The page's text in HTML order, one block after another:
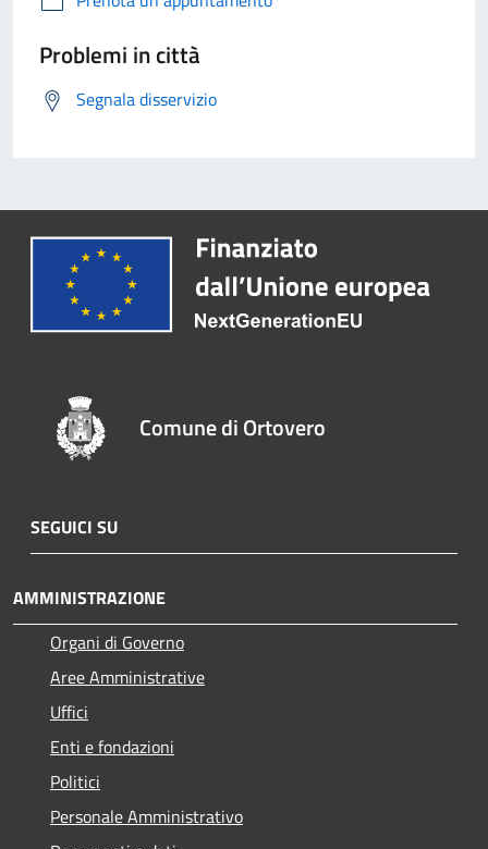
Problemi in città
Segnala disservizio
Comune di Ortovero
SEGUICI SU
AMMINISTRAZIONE
Organi di Governo
Aree Amministrative
Uffici
Enti e fondazioni
Politici
Personale Amministrativo